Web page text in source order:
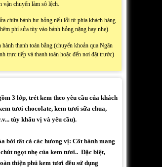
vận chuyển làm sô lệch.
chữa bánh hư hỏng nếu lỗi từ phía khách hàng
phí sửa tùy vào bánh hỏng nặng hay nhẹ).
thanh toán bằng (chuyển khoản qua Ngân
trực tiếp và thanh toán hoặc đến nơi đặt trước)
3 lớp, trét kem theo yêu cầu của khách
tươi chocolate, kem tươi sữa chua,
tùy khẩu vị và yêu cầu).
bởi tất cả các hương vị: Cốt bánh mang
ngọt nhẹ của kem tươi.. Đặc biệt,
thiện phủ kem tươi đều sử dụng